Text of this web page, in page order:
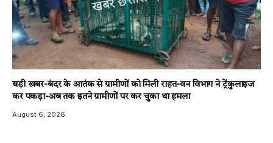
बड़ी खबर-बंदर के आतंक से ग्रामीणों को मिली राहत-वन विभाग ने ट्रेंकुलाइज
कर पकड़ा-अब तक इतने ग्रामीणों पर कर चुका था हमला
August 6, 2026